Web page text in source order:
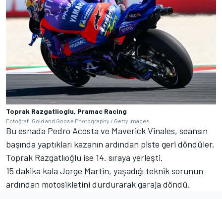
Toprak Razgatlioglu, Pramac Racing
Fotoğraf: Gold and Goose Photography / Getty Images
Bu esnada Pedro Acosta ve Maverick Vinales, seansın
başında yaptıkları kazanın ardından piste geri döndüler.
Toprak Razgatlıoğlu ise 14. sıraya yerleşti.
15 dakika kala Jorge Martin, yaşadığı teknik sorunun
ardından motosikletini durdurarak garaja döndü.